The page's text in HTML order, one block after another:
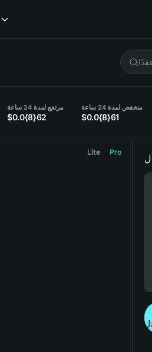
مرتفع لمدة 24 ساعة
$0.0{8}62
منخفض لمدة 24 ساعة
$0.0{8}61
Lite Pro